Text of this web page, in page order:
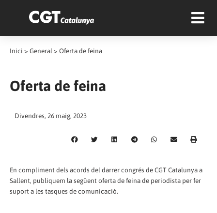
Inici > General > Oferta de feina
Oferta de feina
Divendres, 26 maig, 2023
En compliment dels acords del darrer congrés de CGT Catalunya a
Sallent, publiquem la següent oferta de feina de periodista per fer
suport a les tasques de comunicació.